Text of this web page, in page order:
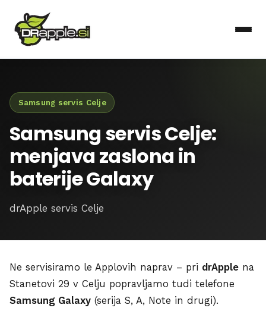
Samsung servis Celje
Samsung servis Celje:
menjava zaslona in
baterije Galaxy
drApple servis Celje
Ne servisiramo le Applovih naprav – pri drApple na
Stanetovi 29 v Celju popravljamo tudi telefone
Samsung Galaxy (serija S, A, Note in drugi).